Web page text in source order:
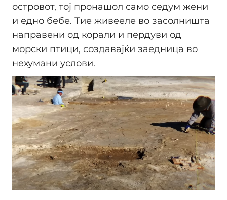
островот, тој пронашол само седум жени
и едно бебе. Тие живееле во засолништа
направени од корали и пердуви од
морски птици, создавајќи заедница во
нехумани услови.